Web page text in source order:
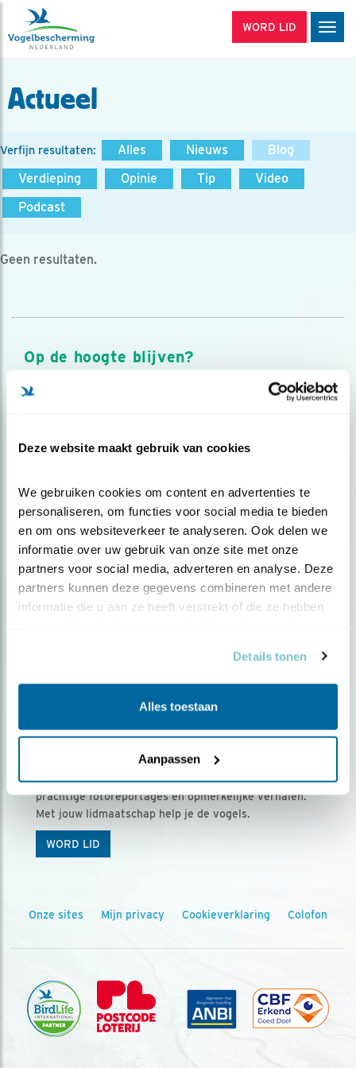
Deze website maakt gebruik van cookies
We gebruiken cookies om content en advertenties te
personaliseren, om functies voor social media te bieden
en om ons websiteverkeer te analyseren. Ook delen we
informatie over uw gebruik van onze site met onze
partners voor social media, adverteren en analyse. Deze
partners kunnen deze gegevens combineren met andere
informatie die u aan ze heeft verstrekt of die ze hebben
Details tonen
Alles toestaan
Aanpassen
WORD LID
Actueel
Verfijn resultaten: Alles Nieuws
Blog
Verdieping
Opinie Tip
Video
Podcast
Geen resultaten.
Op de hoogte blijven?
Meld je aan en ontvang nieuws, inspiratie, acties en tips
over vogels en activiteiten van Vogelbescherming.
Ontvang 5 x Vogels voor € 36,00 per jaar
Vogels is het tijdschrift voor onze leden, met
prachtige fotoreportages en opmerkelijke verhalen.
Met jouw lidmaatschap help je de vogels.
WORD LID
Onze sites Mijn privacy Cookieverklaring Colofon